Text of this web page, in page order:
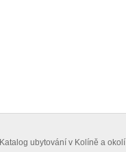
Katalog ubytování v Kolíně a okolí